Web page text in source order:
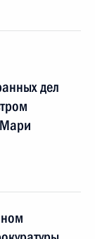
дел